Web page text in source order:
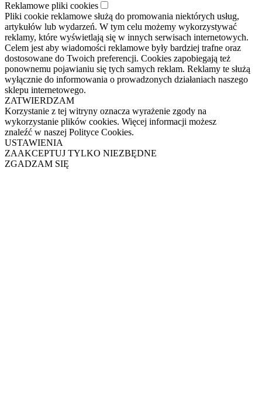
Reklamowe pliki cookies
Pliki cookie reklamowe służą do promowania niektórych usług,
artykułów lub wydarzeń. W tym celu możemy wykorzystywać
reklamy, które wyświetlają się w innych serwisach internetowych.
Celem jest aby wiadomości reklamowe były bardziej trafne oraz
dostosowane do Twoich preferencji. Cookies zapobiegają też
ponownemu pojawianiu się tych samych reklam. Reklamy te służą
wyłącznie do informowania o prowadzonych działaniach naszego
sklepu internetowego.
ZATWIERDZAM
Korzystanie z tej witryny oznacza wyrażenie zgody na
wykorzystanie plików cookies. Więcej informacji możesz
znaleźć w naszej Polityce Cookies.
USTAWIENIA
ZAAKCEPTUJ TYLKO NIEZBĘDNE
ZGADZAM SIĘ